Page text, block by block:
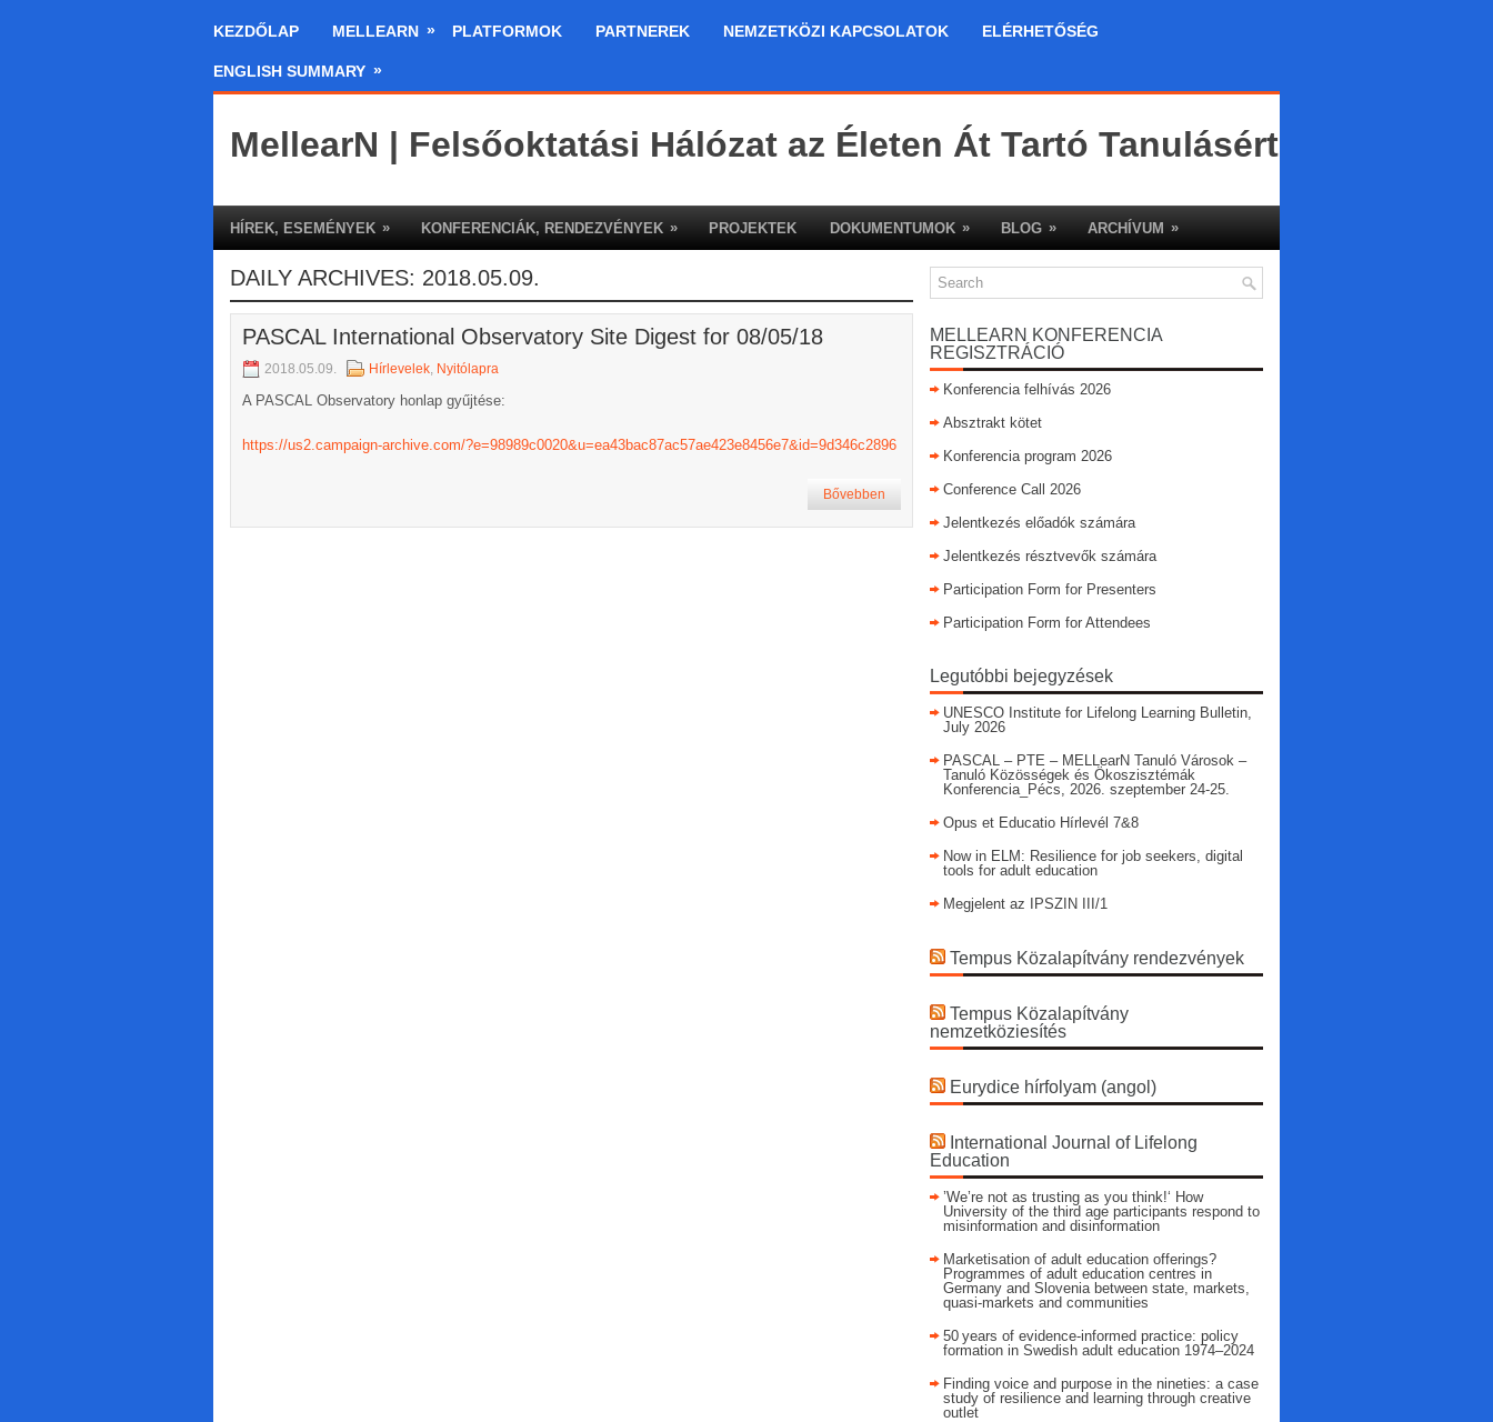
KEZDŐLAP MELLEARN » PLATFORMOK PARTNEREK NEMZETKÖZI KAPCSOLATOK ELÉRHETŐSÉG
ENGLISH SUMMARY »
MellearN | Felsőoktatási Hálózat az Életen Át Tartó Tanulásért
HÍREK, ESEMÉNYEK » KONFERENCIÁK, RENDEZVÉNYEK » PROJEKTEK DOKUMENTUMOK » BLOG » ARCHÍVUM »
DAILY ARCHIVES: 2018.05.09.
PASCAL International Observatory Site Digest for 08/05/18
2018.05.09. Hírlevelek, Nyitólapra
A PASCAL Observatory honlap gyűjtése:
https://us2.campaign-archive.com/?e=98989c0020&u=ea43bac87ac57ae423e8456e7&id=9d346c2896
Bővebben
MELLEARN KONFERENCIA
REGISZTRÁCIÓ
Konferencia felhívás 2026
Absztrakt kötet
Konferencia program 2026
Conference Call 2026
Jelentkezés előadók számára
Jelentkezés résztvevők számára
Participation Form for Presenters
Participation Form for Attendees
Legutóbbi bejegyzések
UNESCO Institute for Lifelong Learning Bulletin,
July 2026
PASCAL – PTE – MELLearN Tanuló Városok –
Tanuló Közösségek és Ökoszisztémák
Konferencia_Pécs, 2026. szeptember 24-25.
Opus et Educatio Hírlevél 7&8
Now in ELM: Resilience for job seekers, digital
tools for adult education
Megjelent az IPSZIN III/1
Tempus Közalapítvány rendezvények
Tempus Közalapítvány
nemzetköziesítés
Eurydice hírfolyam (angol)
International Journal of Lifelong
Education
’We’re not as trusting as you think!‘ How
University of the third age participants respond to
misinformation and disinformation
Marketisation of adult education offerings?
Programmes of adult education centres in
Germany and Slovenia between state, markets,
quasi-markets and communities
50 years of evidence‑informed practice: policy
formation in Swedish adult education 1974–2024
Finding voice and purpose in the nineties: a case
study of resilience and learning through creative
outlet